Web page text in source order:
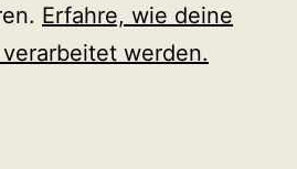
Erfahre, wie deine
werden.